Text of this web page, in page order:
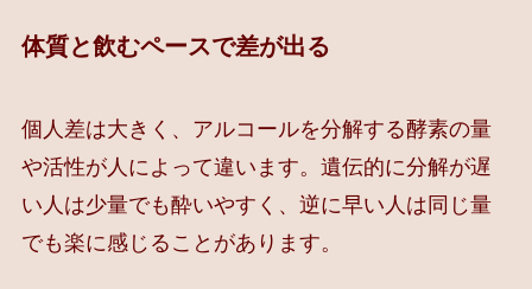
体質と飲むペースで差が出る
個人差は大きく、アルコールを分解する酵素の量
や活性が人によって違います。遺伝的に分解が遅
い人は少量でも酔いやすく、逆に早い人は同じ量
でも楽に感じることがあります。